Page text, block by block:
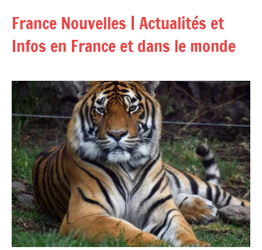
contenu
France Nouvelles | Actualités et
Infos en France et dans le monde